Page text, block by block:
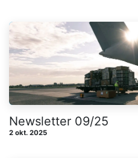
Newsletter 09/25
2 okt. 2025